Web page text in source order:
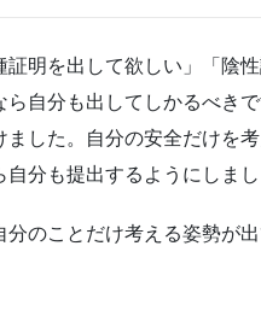
明を出して欲しい」「陰
自分も出してしかるべき
した。自分の安全だけを
分も提出するようにしまし
のことだけ考える姿勢が